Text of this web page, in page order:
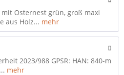
Osternest grün, groß maxi
aus Holz... mehr
2023/988 GPSR: HAN: 840-m
mehr